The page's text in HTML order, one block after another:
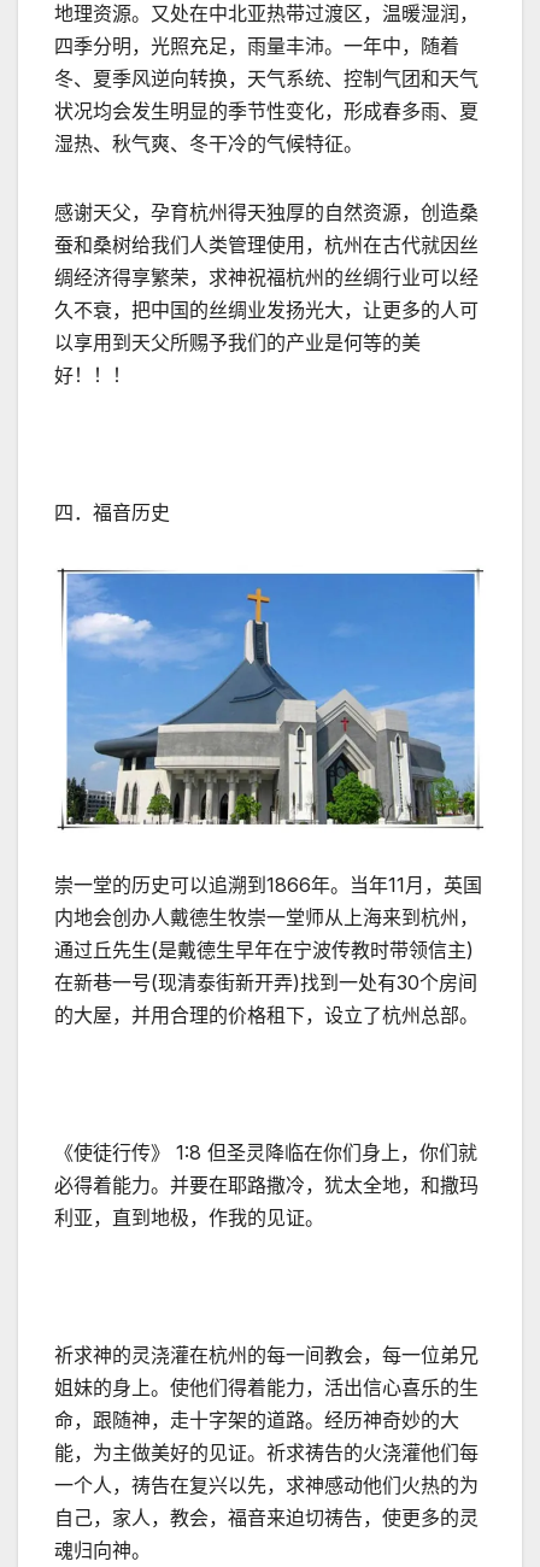
地理资源。又处在中北亚热带过渡区，温暖湿润，
四季分明，光照充足，雨量丰沛。一年中，随着
冬、夏季风逆向转换，天气系统、控制气团和天气
状况均会发生明显的季节性变化，形成春多雨、夏
湿热、秋气爽、冬干冷的气候特征。
感谢天父，孕育杭州得天独厚的自然资源，创造桑
蚕和桑树给我们人类管理使用，杭州在古代就因丝
绸经济得享繁荣，求神祝福杭州的丝绸行业可以经
久不衰，把中国的丝绸业发扬光大，让更多的人可
以享用到天父所赐予我们的产业是何等的美
好！！！
四．福音历史
崇一堂的历史可以追溯到1866年。当年11月，英国
内地会创办人戴德生牧崇一堂师从上海来到杭州，
通过丘先生(是戴德生早年在宁波传教时带领信主)
在新巷一号(现清泰街新开弄)找到一处有30个房间
的大屋，并用合理的价格租下，设立了杭州总部。
《使徒行传》 1:8 但圣灵降临在你们身上，你们就
必得着能力。并要在耶路撒冷，犹太全地，和撒玛
利亚，直到地极，作我的见证。
祈求神的灵浇灌在杭州的每一间教会，每一位弟兄
姐妹的身上。使他们得着能力，活出信心喜乐的生
命，跟随神，走十字架的道路。经历神奇妙的大
能，为主做美好的见证。祈求祷告的火浇灌他们每
一个人，祷告在复兴以先，求神感动他们火热的为
自己，家人，教会，福音来迫切祷告，使更多的灵
魂归向神。